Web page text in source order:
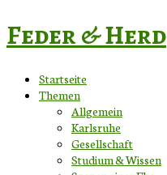
Feder & Herd
Startseite
Themen
Allgemein
Karlsruhe
Gesellschaft
Studium & Wissen